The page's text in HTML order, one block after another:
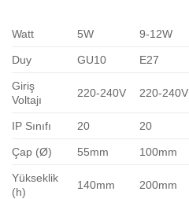
Watt 5W 9-12W
Duy GU10 E27
Giriş
Voltajı
220-240V 220-240V
IP Sınıfı 20 20
Çap (Ø) 55mm 100mm
Yükseklik
(h)
140mm 200mm